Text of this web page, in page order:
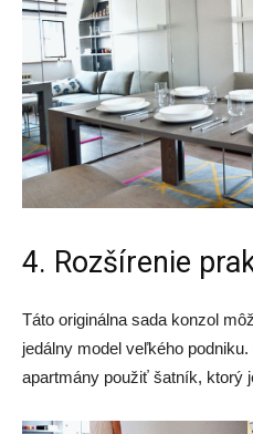
4. Rozšírenie
Táto originálna sada konzol
jedálny model veľkého
apartmány použiť šatník, ktorý